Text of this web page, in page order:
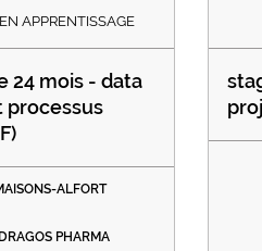
APPRENTISSAGE
24 mois - data
processus
ALFORT
PHARMA